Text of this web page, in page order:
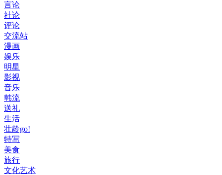
言论
社论
评论
交流站
漫画
娱乐
明星
影视
音乐
韩流
送礼
生活
壮龄go!
特写
美食
旅行
文化艺术